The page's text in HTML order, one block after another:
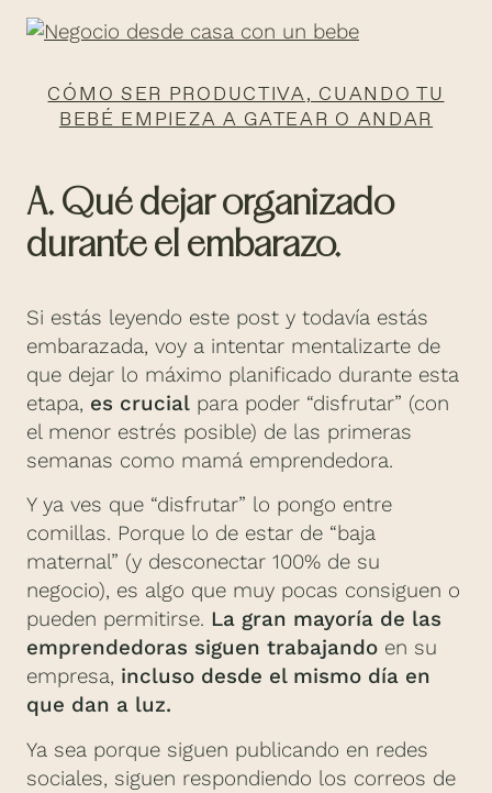
CÓMO SER PRODUCTIVA, CUANDO TU
BEBÉ EMPIEZA A GATEAR O ANDAR
A. Qué dejar organizado
durante el embarazo.
Si estás leyendo este post y todavía estás
embarazada, voy a intentar mentalizarte de
que dejar lo máximo planificado durante esta
etapa, es crucial para poder “disfrutar” (con
el menor estrés posible) de las primeras
semanas como mamá emprendedora.
Y ya ves que “disfrutar” lo pongo entre
comillas. Porque lo de estar de “baja
maternal” (y desconectar 100% de su
negocio), es algo que muy pocas consiguen o
pueden permitirse. La gran mayoría de las
emprendedoras siguen trabajando en su
empresa, incluso desde el mismo día en
que dan a luz.
Ya sea porque siguen publicando en redes
sociales, siguen respondiendo los correos de